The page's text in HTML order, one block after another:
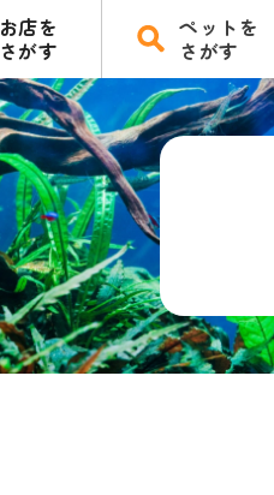
お店を
さがす
ペットを
さがす